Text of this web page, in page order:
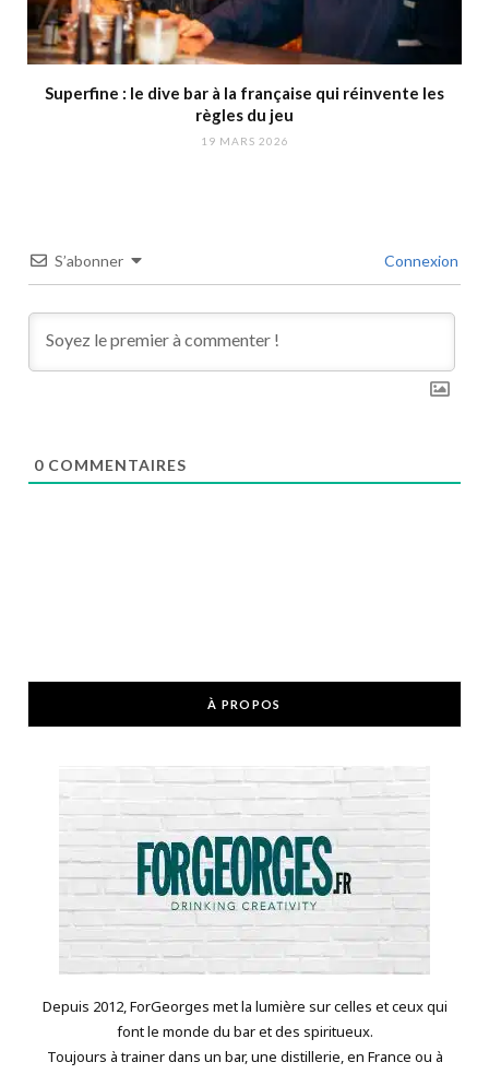
Superfine : le dive bar à la française qui réinvente les
règles du jeu
19 MARS 2026
S’abonner Connexion
0 COMMENTAIRES
À PROPOS
Depuis 2012, ForGeorges met la lumière sur celles et ceux qui
font le monde du bar et des spiritueux.
Toujours à trainer dans un bar, une distillerie, en France ou à